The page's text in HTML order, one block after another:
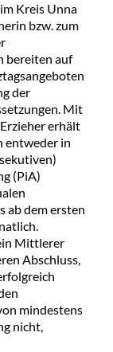
Kreis Unna
bzw. zum
bereiten auf
der
Mit
erhält
entweder in
(PiA)
ab dem ersten
Mittlerer
Abschluss,
mindestens
nicht,